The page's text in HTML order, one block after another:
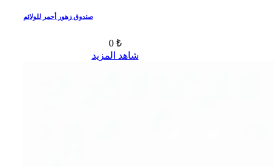
صندوق زهور أحمر للولائم
0 ₺
شاهد المزيد